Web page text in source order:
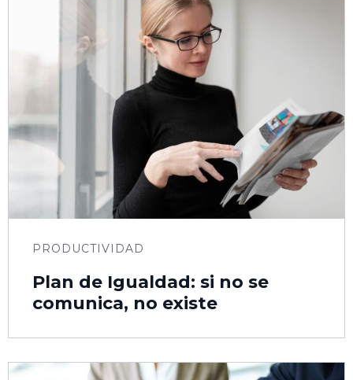
PRODUCTIVIDAD
Plan de Igualdad: si no se
comunica, no existe